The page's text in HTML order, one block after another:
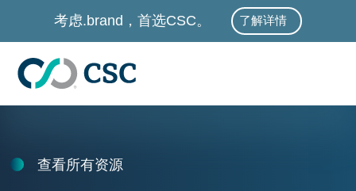
跳至主要内容
考虑.brand，首选CSC。 了解详情
查看所有资源